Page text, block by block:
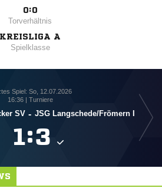
0:0
Torverhältnis
KREISLIGA A
Spielklasse
Spiel: So, 12.07.2026
16:36 | Turniere
SV - JSG Langschede/​Frömern I
: